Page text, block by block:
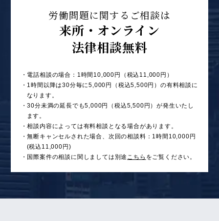
労働問題に関するご相談は
来所・オンライン
法律相談無料
・電話相談の場合：1時間10,000円（税込11,000円）
・1時間以降は30分毎に5,000円（税込5,500円）の有料相談に
なります。
・30分未満の延長でも5,000円（税込5,500円）が発生いたし
ます。
・相談内容によっては有料相談となる場合があります。
・無断キャンセルされた場合、次回の相談料：1時間10,000円
(税込11,000円)
・国際案件の相談に関しましては別途 こちら をご覧ください。